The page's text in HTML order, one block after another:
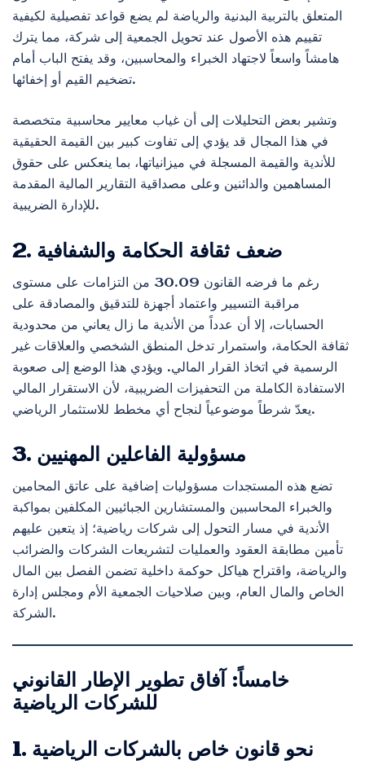
المتعلق بالتربية البدنية والرياضة لم يضع قواعد تفصيلية لكيفية
تقييم هذه الأصول عند تحويل الجمعية إلى شركة، مما يترك
هامشاً واسعاً لاجتهاد الخبراء والمحاسبين، وقد يفتح الباب أمام
تضخيم القيم أو إخفائها.
وتشير بعض التحليلات إلى أن غياب معايير محاسبية متخصصة
في هذا المجال قد يؤدي إلى تفاوت كبير بين القيمة الحقيقية
للأندية والقيمة المسجلة في ميزانياتها، بما ينعكس على حقوق
المساهمين والدائنين وعلى مصداقية التقارير المالية المقدمة
للإدارة الضريبية.
2. ضعف ثقافة الحكامة والشفافية
رغم ما فرضه القانون 30.09 من التزامات على مستوى
مراقبة التسيير واعتماد أجهزة للتدقيق والمصادقة على
الحسابات، إلا أن عدداً من الأندية ما زال يعاني من محدودية
ثقافة الحكامة، واستمرار تدخل المنطق الشخصي والعلاقات غير
الرسمية في اتخاذ القرار المالي. ويؤدي هذا الوضع إلى صعوبة
الاستفادة الكاملة من التحفيزات الضريبية، لأن الاستقرار المالي
يعدّ شرطاً موضوعياً لنجاح أي مخطط للاستثمار الرياضي.
3. مسؤولية الفاعلين المهنيين
تضع هذه المستجدات مسؤوليات إضافية على عاتق المحامين
والخبراء المحاسبين والمستشارين الجبائيين المكلفين بمواكبة
الأندية في مسار التحول إلى شركات رياضية؛ إذ يتعين عليهم
تأمين مطابقة العقود والعمليات لتشريعات الشركات والضرائب
والرياضة، واقتراح هياكل حوكمة داخلية تضمن الفصل بين المال
الخاص والمال العام، وبين صلاحيات الجمعية الأم ومجلس إدارة
الشركة.
خامساً: آفاق تطوير الإطار القانوني
للشركات الرياضية
1. نحو قانون خاص بالشركات الرياضية